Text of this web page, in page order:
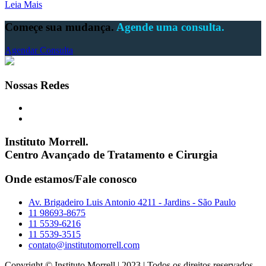
Leia Mais
Começe sua mudança. Agende uma consulta.
Agendar Consulta
Nossas Redes
Instituto Morrell.
Centro Avançado de Tratamento e Cirurgia
Onde estamos/Fale conosco
Av. Brigadeiro Luis Antonio 4211 - Jardins - São Paulo
11 98693-8675
11 5539-6216
11 5539-3515
contato@institutomorrell.com